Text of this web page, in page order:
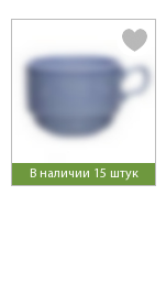
В наличии 15 штук